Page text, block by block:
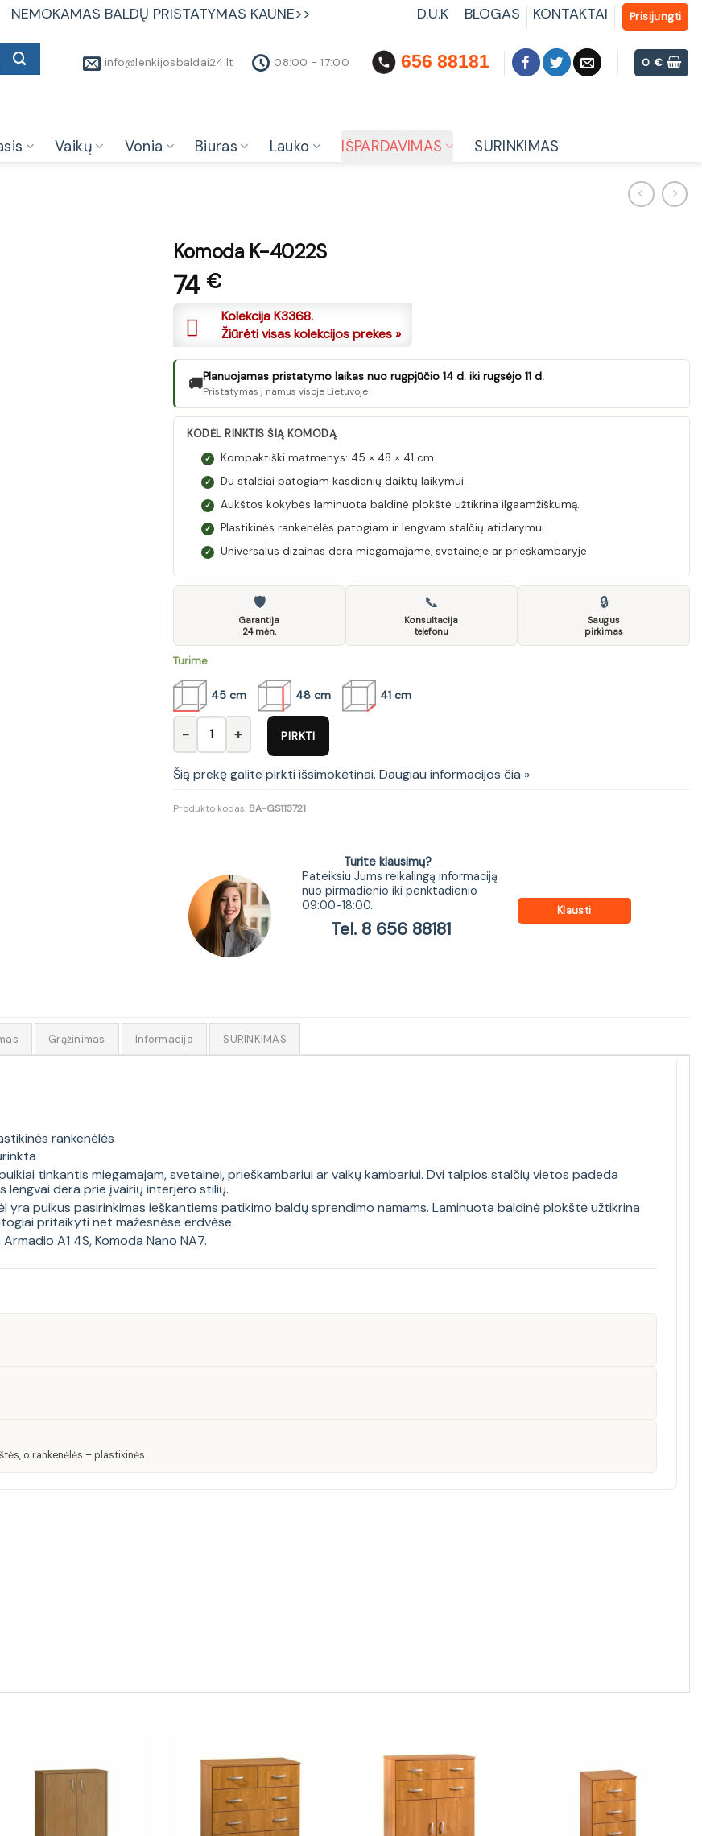
NEMOKAMAS BALDŲ PRISTATYMAS KAUNE>> D.U.K BLOGAS KONTAKTAI Prisijungti
info@lenkijosbaldai24.lt
08:00 - 17:00 656 88181 0€
Vaikų Vonia Biuras Lauko IŠPARDAVIMAS SURINKIMAS
Komoda K-4022S
74 €
Kolekcija K3368.
Žiūrėti visas kolekcijos prekes »
🚚Planuojamas pristatymo laikas nuo rugpjūčio 14 d. iki rugsėjo 11 d.
Pristatymas į namus visoje Lietuvoje
KODĖL RINKTIS ŠIĄ KOMODĄ
✓ Kompaktiški matmenys: 45 × 48 × 41 cm.
✓ Du stalčiai patogiam kasdienių daiktų laikymui.
✓ Aukštos kokybės laminuota baldinė plokštė užtikrina ilgaamžiškumą.
✓ Plastikinės rankenėlės patogiam ir lengvam stalčių atidarymui.
✓ Universalus dizainas dera miegamajame, svetainėje ar prieškambaryje.
🛡
Garantija
24 mėn.
📞
Konsultacija
telefonu
🔒
Saugus
pirkimas
Turime
45 cm 48 cm 41 cm
produkto kiekis: Komoda K-4022S
PIRKTI
Šią prekę galite pirkti išsimokėtinai. Daugiau informacijos čia »
Produkto kodas: BA-GS113721
Turite klausimų?
Pateiksiu Jums reikalingą informaciją
nuo pirmadienio iki penktadienio
09:00-18:00.
Tel. 8 656 88181
Klausti
Grąžinimas Informacija SURINKIMAS
rankenėlės
tinkantis miegamajam, svetainei, prieškambariui ar vaikų kambariui. Dvi talpios stalčių vietos padeda
lengvai dera prie įvairių interjero stilių.
yra puikus pasirinkimas ieškantiems patikimo baldų sprendimo namams. Laminuota baldinė plokštė užtikrina
pritaikyti net mažesnėse erdvėse.
A1 4S,Komoda Nano NA7.
o rankenėlės – plastikinės.